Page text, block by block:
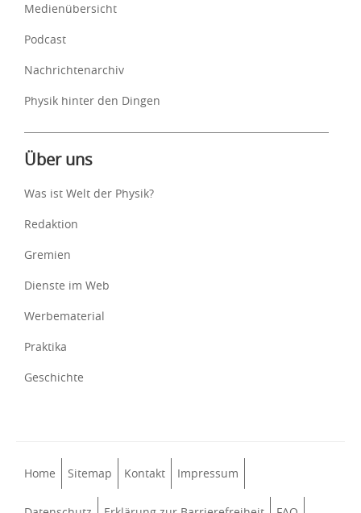
Medienübersicht
Podcast
Nachrichtenarchiv
Physik hinter den Dingen
Über uns
Was ist Welt der Physik?
Redaktion
Gremien
Dienste im Web
Werbematerial
Praktika
Geschichte
Home Sitemap Kontakt Impressum